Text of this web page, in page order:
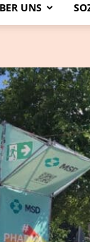
UNS